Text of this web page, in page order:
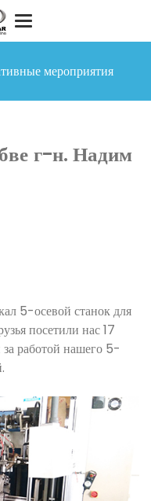
мероприятия
г-н. Надим
5-осевой станок для
посетили нас 17
работой нашего 5-